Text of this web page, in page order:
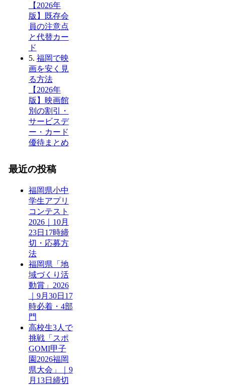
【2026年
版】既存会
員の注意点
と代替カー
ド
5. 福岡で映
画を安く見
る方法
【2026年
版】映画館
別の割引・
サービスデ
ー・カード
優待まとめ
最近の投稿
福岡県小中
学生アプリ
コンテスト
2026｜10月
23日17時締
切・応募方
法
福岡県「地
域づくり活
動賞」2026
｜9月30日17
時必着・4部
門
高校生3人で
挑戦「スポ
GOMI甲子
園2026福岡
県大会」｜9
月13日締切